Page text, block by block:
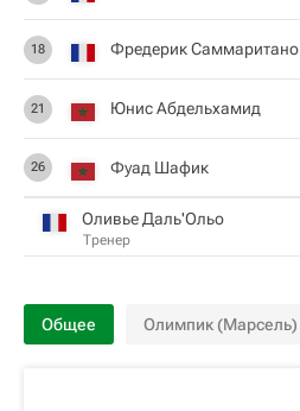
18 Фредерик Саммаритано
21 Юнис Абдельхамид
26 Фуад Шафик
Оливье Даль'Ольо
Тренер
Общее Олимпик (Марсель)